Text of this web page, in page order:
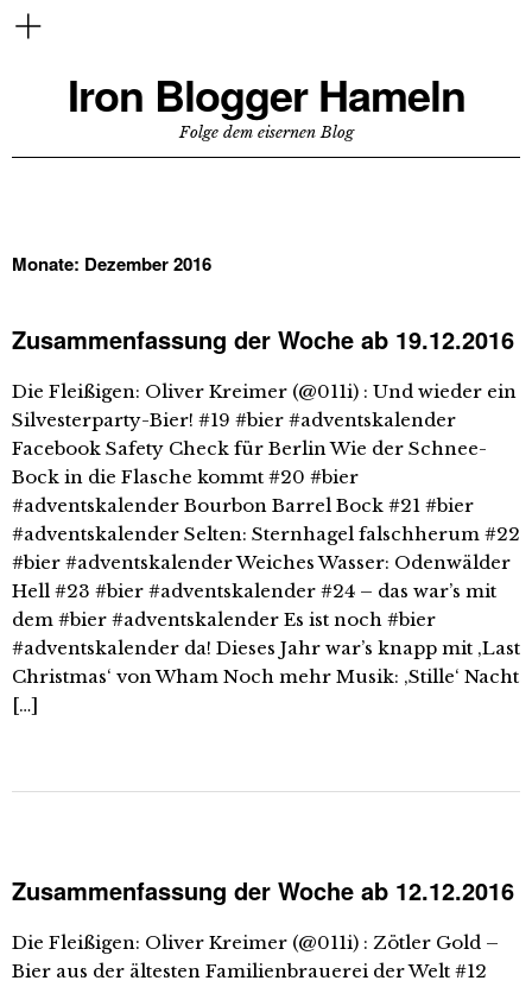
Iron Blogger Hameln
Folge dem eisernen Blog
Monate: Dezember 2016
Zusammenfassung der Woche ab 19.12.2016
Die Fleißigen: Oliver Kreimer (@011i) : Und wieder ein
Silvesterparty-Bier! #19 #bier #adventskalender
Facebook Safety Check für Berlin Wie der Schnee-
Bock in die Flasche kommt #20 #bier
#adventskalender Bourbon Barrel Bock #21 #bier
#adventskalender Selten: Sternhagel falschherum #22
#bier #adventskalender Weiches Wasser: Odenwälder
Hell #23 #bier #adventskalender #24 – das war’s mit
dem #bier #adventskalender Es ist noch #bier
#adventskalender da! Dieses Jahr war’s knapp mit ‚Last
Christmas‘ von Wham Noch mehr Musik: ‚Stille‘ Nacht
[…]
Zusammenfassung der Woche ab 12.12.2016
Die Fleißigen: Oliver Kreimer (@011i) : Zötler Gold –
Bier aus der ältesten Familienbrauerei der Welt #12